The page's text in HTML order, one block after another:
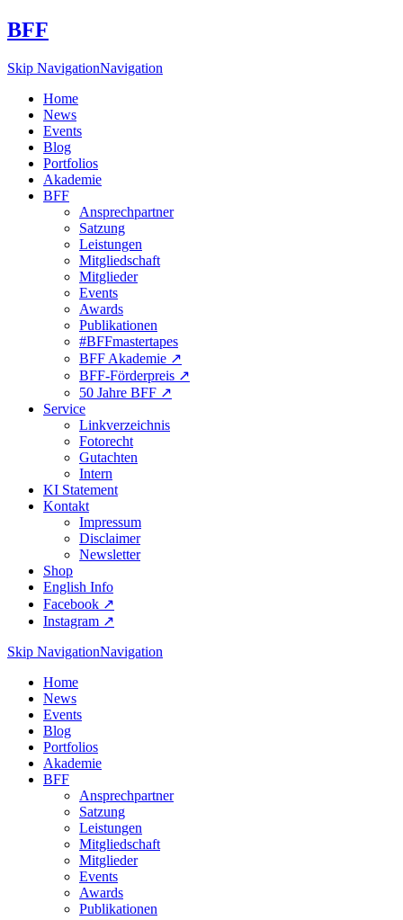
BFF
Skip NavigationNavigation
Home
News
Events
Blog
Portfolios
Akademie
BFF
Ansprechpartner
Satzung
Leistungen
Mitgliedschaft
Mitglieder
Events
Awards
Publikationen
#BFFmastertapes
BFF Akademie ↗︎
BFF-Förderpreis ↗︎
50 Jahre BFF ↗︎
Service
Linkverzeichnis
Fotorecht
Gutachten
Intern
KI Statement
Kontakt
Impressum
Disclaimer
Newsletter
Shop
English Info
Facebook ↗︎
Instagram ↗︎
Skip NavigationNavigation
Home
News
Events
Blog
Portfolios
Akademie
BFF
Ansprechpartner
Satzung
Leistungen
Mitgliedschaft
Mitglieder
Events
Awards
Publikationen